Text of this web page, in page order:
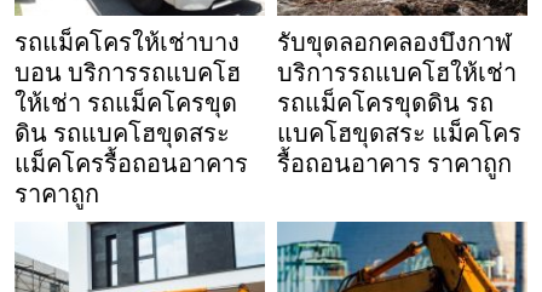
รถแม็คโครให้เช่าบาง
บอน บริการรถแบคโฮ
ให้เช่า รถแม็คโครขุด
ดิน รถแบคโฮขุดสระ
แม็คโครรื้อถอนอาคาร
ราคาถูก
รับขุดลอกคลองบึงกาฬ
บริการรถแบคโฮให้เช่า
รถแม็คโครขุดดิน รถ
แบคโฮขุดสระ แม็คโคร
รื้อถอนอาคาร ราคาถูก